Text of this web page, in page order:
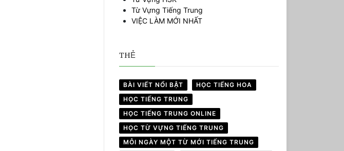
Từ Vựng Tiếng Trung
VIỆC LÀM MỚI NHẤT
THẺ
BÀI VIẾT NỔI BẬT
HỌC TIẾNG HOA
HỌC TIẾNG TRUNG
HỌC TIẾNG TRUNG ONLINE
HỌC TỪ VỰNG TIẾNG TRUNG
MỖI NGÀY MỘT TỪ MỚI TIẾNG TRUNG